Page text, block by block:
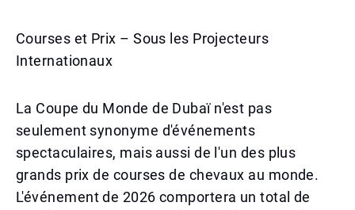
Courses et Prix – Sous les Projecteurs
Internationaux
La Coupe du Monde de Dubaï n'est pas
seulement synonyme d'événements
spectaculaires, mais aussi de l'un des plus
grands prix de courses de chevaux au monde.
L'événement de 2026 comportera un total de